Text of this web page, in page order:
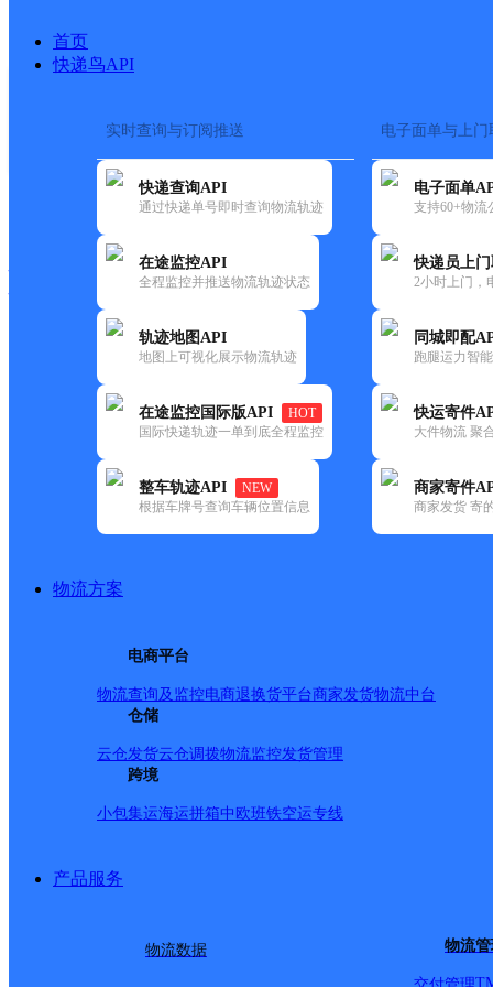
首页
快递鸟API
实时查询与订阅推送
快递查询API
通过快递单号即时查询物流轨迹
在途监控API
全程监控并推送物流轨迹状态
轨迹地图API
地图上可视化展示物流轨迹
在途监控国际版API
HOT
国际快递轨迹一单到底全程监控
整车轨迹API
NEW
根据车牌号查询车辆位置信息
电子面单与上门
电子面单
支持60+物流
快递员上
2小时上门，
同城即配
跑腿运力智
快运寄件
大件物流 聚
商家寄件
商家发货 寄
物流方案
电商平台
物流查询及监控电商退换货平台商家发货物流中台
仓储
云仓发货云仓调拨物流监控发货管理
跨境
小包集运海运拼箱中欧班铁空运专线
产品服务
物流数据 物流
快运大全 快递时效
极兔
安阳县曲沟镇网点
更新时间：2021-11-26 00:00:00
所属快递：极兔速递
所属区域：河南省-安阳市-安阳县
网点地址：河南省安阳市安阳县曲沟镇中心大街
网点负责人：